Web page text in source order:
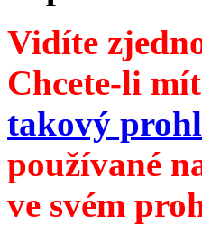
Vidíte
Chcete-li
takový
používané
ve svém